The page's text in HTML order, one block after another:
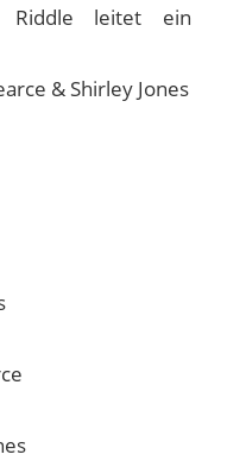
Riddle leitet ein
& Shirley Jones